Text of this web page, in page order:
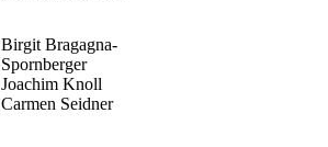
Birgit Bragagna-
Spornberger
Joachim Knoll
Carmen Seidner